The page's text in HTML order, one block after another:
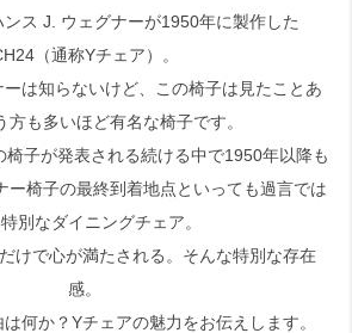
ス J. ウェグナーが1950年に製作した
（通称Yチェア）。
ーは知らないけど、この椅子は見たことあ
方も多いほど有名な椅子です。
子が発表される続ける中で1950年以降も
ー椅子の最終到着地点といっても過言では
別なダイニングチェア。
けで心が満たされる。そんな特別な存在
感。
何か？Yチェアの魅力をお伝えします。